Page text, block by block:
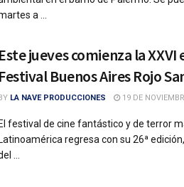
a ...
Este jueves comienza la XXVI
Festival Buenos Aires Rojo
LA NAVE PRODUCCIONES 19 DE
El festival de cine fantástico y de terror
Latinoamérica regresa con su 26ª
...